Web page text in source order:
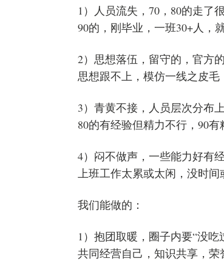
1）人员流失，70，80的走了很
90的，刚毕业，一班30+人，
2）思想落伍，留守的，官方
思想跟不上，模仿一线之皮毛
3）青黄不接，人员层次分布上
80的有经验但精力不行，90有
4）闷不做声，一些能力好有
上班工作太累或太闲，没时间
我们能做的：
1）抱团取暖，圈子内要“没吃
共同经营自己，知识共享，荣